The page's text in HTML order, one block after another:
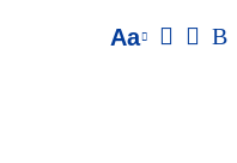
Aa